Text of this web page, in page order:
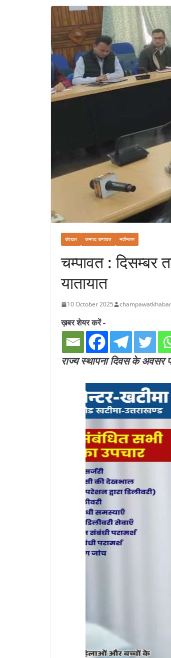
चंपावत जनपद चम्पावत नवीनतम
चम्पावत : दिसम्बर
यातायात
10 October 2025 champawatkhabar
ख़बर शेयर करें -
राज्य स्थापना दिवस के अवसर